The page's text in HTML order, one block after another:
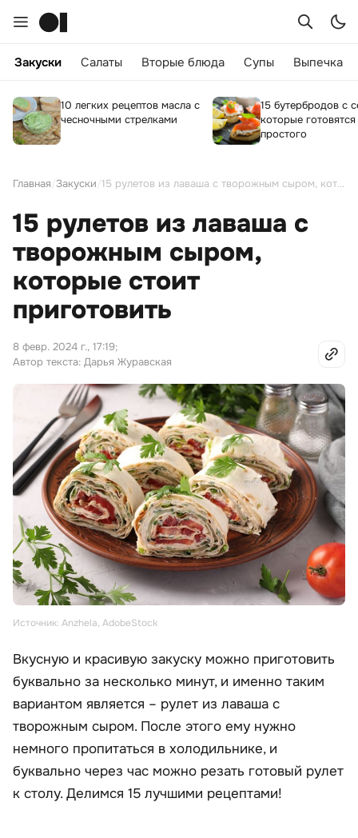
Закуски Салаты Вторые блюда Супы Выпечка
10 легких рецептов масла с
чесночными стрелками
15 бутербродов с
которые
простого
Главная Закуски 15 рулетов из лаваша с творожным сыром, которые стоит приготовить
15 рулетов из лаваша с
творожным сыром,
которые стоит
приготовить
8 февр. 2024 г., 17:19;
Автор текста: Дарья Журавская
Источник: Anzhela, AdobeStock
Вкусную и красивую закуску можно приготовить
буквально за несколько минут, и именно таким
вариантом является – рулет из лаваша с
творожным сыром. После этого ему нужно
немного пропитаться в холодильнике, и
буквально через час можно резать готовый рулет
к столу. Делимся 15 лучшими рецептами!